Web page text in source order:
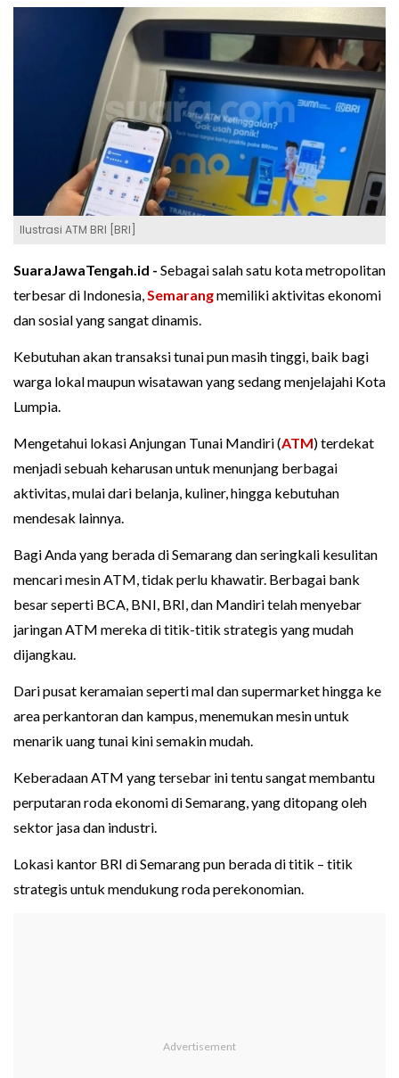
Ilustrasi ATM BRI [BRI]
SuaraJawaTengah.id - Sebagai salah satu kota metropolitan
terbesar di Indonesia,Semarangmemiliki aktivitas ekonomi
dan sosial yang sangat dinamis.
Kebutuhan akan transaksi tunai pun masih tinggi, baik bagi
warga lokal maupun wisatawan yang sedang menjelajahi Kota
Lumpia.
Mengetahui lokasi Anjungan Tunai Mandiri (ATM) terdekat
menjadi sebuah keharusan untuk menunjang berbagai
aktivitas, mulai dari belanja, kuliner, hingga kebutuhan
mendesak lainnya.
Bagi Anda yang berada di Semarang dan seringkali kesulitan
mencari mesin ATM, tidak perlu khawatir. Berbagai bank
besar seperti BCA, BNI, BRI, dan Mandiri telah menyebar
jaringan ATM mereka di titik-titik strategis yang mudah
dijangkau.
Dari pusat keramaian seperti mal dan supermarket hingga ke
area perkantoran dan kampus, menemukan mesin untuk
menarik uang tunai kini semakin mudah.
Keberadaan ATM yang tersebar ini tentu sangat membantu
perputaran roda ekonomi di Semarang, yang ditopang oleh
sektor jasa dan industri.
Lokasi kantor BRI di Semarang pun berada di titik – titik
strategis untuk mendukung roda perekonomian.